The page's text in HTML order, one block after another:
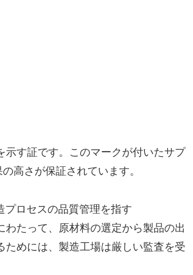
す証です。このマークが付いたサプ
高さが保証されています。
プロセスの品質管理を指す
たって、原材料の選定から製品の出
めには、製造工場は厳しい監査を受